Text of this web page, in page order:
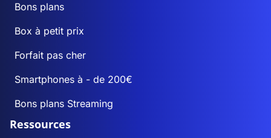
Bons plans
Box à petit prix
Forfait pas cher
Smartphones à - de 200€
Bons plans Streaming
Ressources